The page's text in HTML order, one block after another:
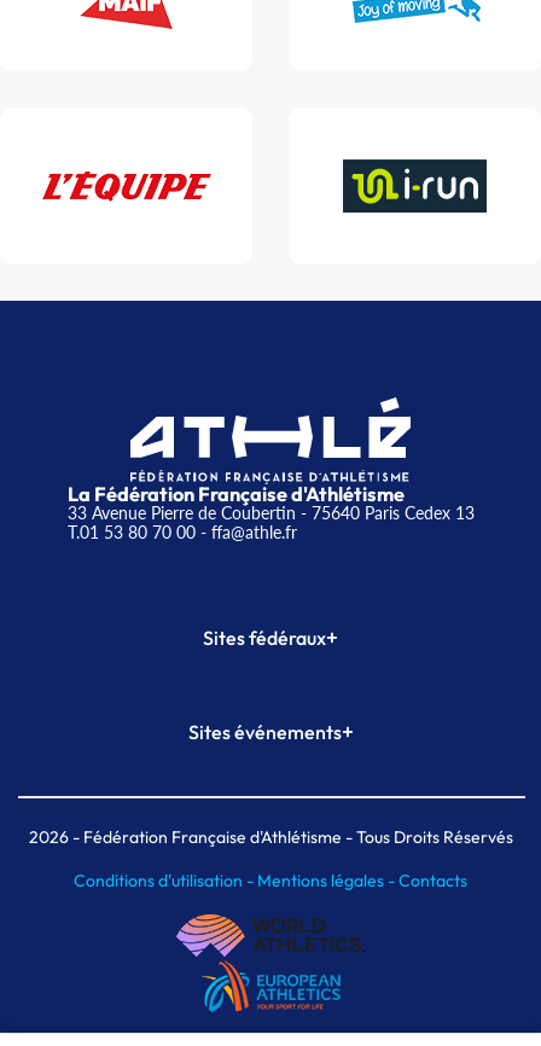
La Fédération Française d'Athlétisme
33 Avenue Pierre de Coubertin - 75640 Paris Cedex 13
T.01 53 80 70 00- ffa@athle.fr
Sites fédéraux+
Plateforme Formation
Sites événements+
Meeting de Paris indoor
MAIF Ekiden de Paris
2026- Fédération Française d'Athlétisme - Tous Droits Réservés
Conditions d'utilisation - Mentions légales -Contacts